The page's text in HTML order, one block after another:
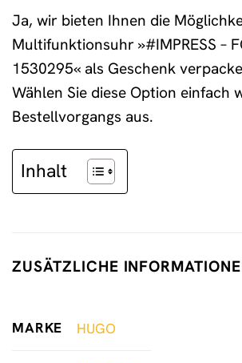
Ja, wir bieten Ihnen die
Multifunktionsuhr »#IMPRESS –
1530295« als Geschenk
Wählen Sie diese Option einfach
Bestellvorgangs aus.
Inhalt
ZUSÄTZLICHE
MARKE HUGO